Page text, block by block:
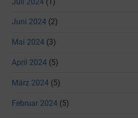
Juni 2024 (2)
Mai 2024 (3)
April 2024 (5)
März 2024 (5)
Februar 2024 (5)